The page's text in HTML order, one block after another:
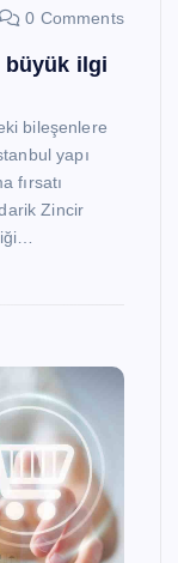
0 Comments
büyük ilgi
bileşenlere
yapı
fırsatı
Zincir